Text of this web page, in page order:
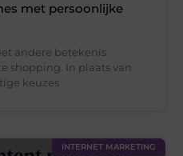
met persoonlijke
andere betekenis
shopping. In plaats van
keuzes
INTERNET MARKETING